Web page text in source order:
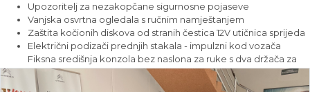
Upozoritelj za nezakopčane sigurnosne pojaseve
Vanjska osvrtna ogledala s ručnim namještanjem
Zaštita kočionih diskova od stranih čestica 12V utičnica sprijeda
Električni podizači prednjih stakala - impulzni kod vozača
Fiksna središnja konzola bez naslona za ruke s dva držača za
piće
Prostor za odlaganje ispred ručice mjenjača